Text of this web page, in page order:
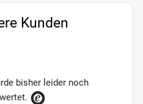
Kunden
bisher leider noch